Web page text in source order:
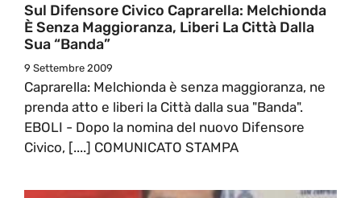
Sul Difensore Civico Caprarella: Melchionda
È Senza Maggioranza, Liberi La Città Dalla
Sua “banda”
9 Settembre 2009
Caprarella: Melchionda è senza maggioranza, ne
prenda atto e liberi la Città dalla sua "Banda".
EBOLI - Dopo la nomina del nuovo Difensore
Civico, [....] COMUNICATO STAMPA